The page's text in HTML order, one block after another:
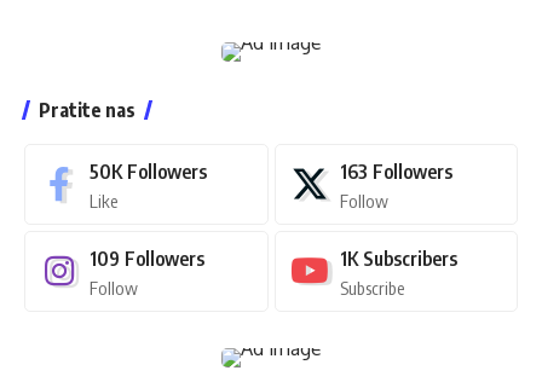
Pratite nas
50K Followers
Like
163 Followers
Follow
109 Followers
Follow
1K Subscribers
Subscribe